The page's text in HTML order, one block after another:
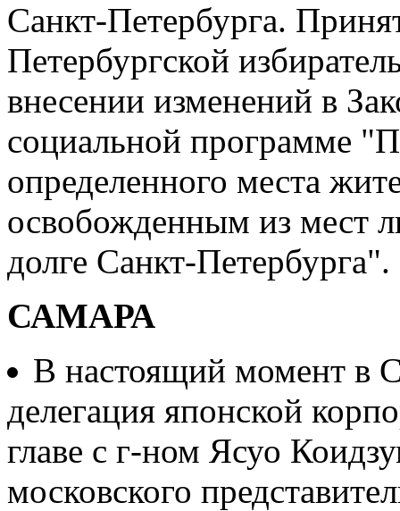
Санкт-Петербурга.
Петербургской
внесении изменений в
социальной программе
определенного места
освобожденным из мест
долге Санкт-Петербурга".
САМАРА
В настоящий момент в
делегация японской
главе с г-ном Ясуо
московского